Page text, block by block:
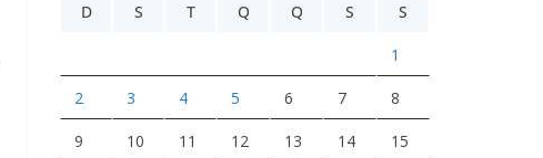
D
S T Q Q S S
1
2 3 4 5 6 7 8
9 10 11 12 13 14 15